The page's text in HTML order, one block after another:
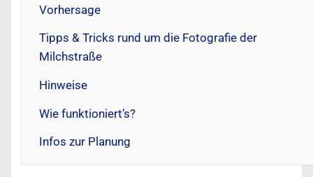
Vorhersage
Tipps & Tricks rund um die Fotografie der
Milchstraße
Hinweise
Wie funktioniert’s?
Infos zur Planung